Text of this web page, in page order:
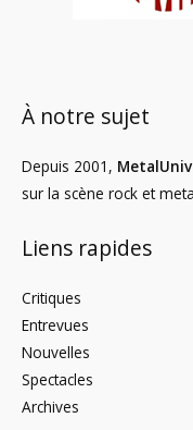
À notre sujet
Depuis 2001,
sur la scène rock et
Liens rapides
Critiques
Entrevues
Nouvelles
Spectacles
Archives